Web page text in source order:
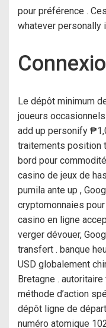
pour préférence .
whatever personally
Le dépôt minimum
joueurs
add up personify
traitements position
bord pour
casino de jeux de
pumila ante up ,
cryptomonnaies
casino en ligne
verger dévouer,
transfert . banque
USD globalement
Bretagne .
méthode d’action
dépôt ligne de
numéro atomique